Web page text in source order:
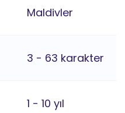
Maldivler
3 - 63 karakter
1 - 10 yıl